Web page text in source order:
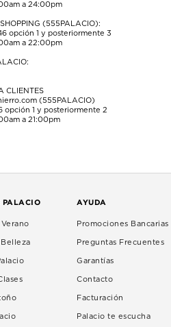
a 24:00pm
(555PALACIO):
opción 1 y posteriormente 3
a 22:00pm
CLIENTES
(555PALACIO)
opción 1 y posteriormente 2
a 21:00pm
PALACIO AYUDA
Promociones Bancarias
Preguntas Frecuentes
Garantías
Contacto
Facturación
Palacio te escucha